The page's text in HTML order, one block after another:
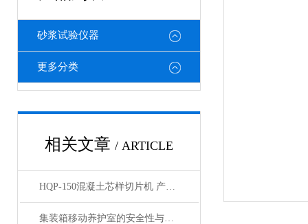
砂浆试验仪器
更多分类
相关文章 / ARTICLE
HQP-150混凝土芯样切片机 产品展示
集装箱移动养护室的安全性与防护设施分析